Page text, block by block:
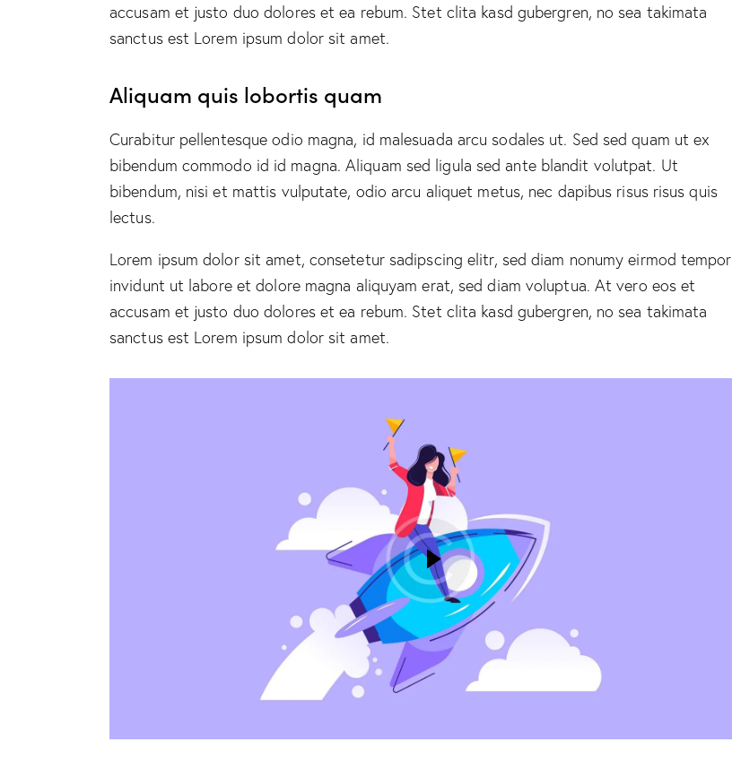
accusam et justo duo dolores et ea rebum. Stet clita kasd gubergren, no sea takimata
sanctus est Lorem ipsum dolor sit amet.
Aliquam quis lobortis quam
Curabitur pellentesque odio magna, id malesuada arcu sodales ut. Sed sed quam ut ex
bibendum commodo id id magna. Aliquam sed ligula sed ante blandit volutpat. Ut
bibendum, nisi et mattis vulputate, odio arcu aliquet metus, nec dapibus risus risus quis
lectus.
Lorem ipsum dolor sit amet, consetetur sadipscing elitr, sed diam nonumy eirmod tempor
invidunt ut labore et dolore magna aliquyam erat, sed diam voluptua. At vero eos et
accusam et justo duo dolores et ea rebum. Stet clita kasd gubergren, no sea takimata
sanctus est Lorem ipsum dolor sit amet.